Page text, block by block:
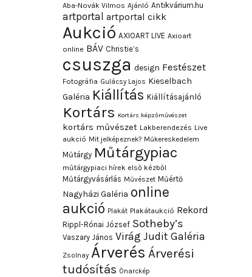
Aba-Novák Vilmos Ajánló Antikvárium.hu
artportal artportal cikk
Aukció AXIOART LIVE Axioart
online BÁV Christie’s
csuszga design Festészet
Fotográfia Gulácsy Lajos Kieselbach
Galéria Kiállítás Kiállításajánló
Kortárs Kortárs képzőművészet
kortárs művészet Lakberendezés Live
aukció Mit jelképeznek? Műkereskedelem
Műtárgy Műtárgypiac
műtárgypiaci hírek első kézből
Műtárgyvásárlás Művészet Műértő
Nagyházi Galéria online
aukció Plakát Plakátaukció Rekord
Rippl-Rónai József Sotheby’s
Vaszary János Virág Judit Galéria
Zsolnay Árverés Árverési
tudósítás Önarckép